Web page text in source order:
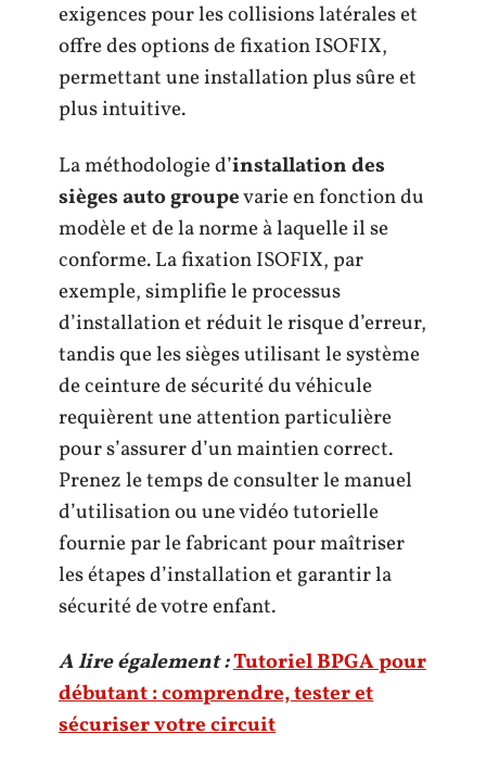
exigences pour les collisions latérales et
offre des options de fixation ISOFIX,
permettant une installation plus sûre et
plus intuitive.
La méthodologie d’installation des
sièges auto groupevarie en fonction du
modèle et de la norme à laquelle il se
conforme. La fixation ISOFIX, par
exemple, simplifie le processus
d’installation et réduit le risque d’erreur,
tandis que les sièges utilisant le système
de ceinture de sécurité du véhicule
requièrent une attention particulière
pour s’assurer d’un maintien correct.
Prenez le temps de consulter le manuel
d’utilisation ou une vidéo tutorielle
fournie par le fabricant pour maîtriser
les étapes d’installation et garantir la
sécurité de votre enfant.
A lire également :Tutoriel BPGA pour
débutant : comprendre, tester et
sécuriser votre circuit